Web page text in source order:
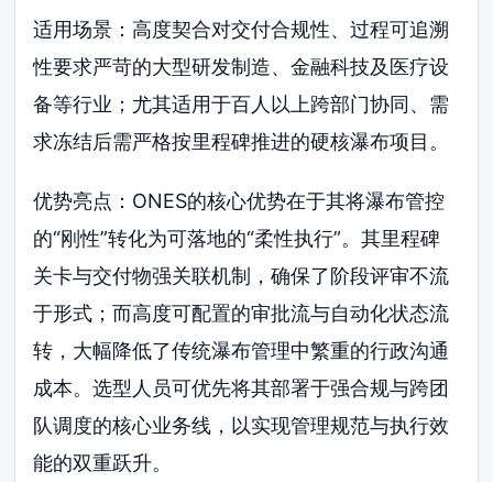
适用场景：高度契合对交付合规性、过程可追溯
性要求严苛的大型研发制造、金融科技及医疗设
备等行业；尤其适用于百人以上跨部门协同、需
求冻结后需严格按里程碑推进的硬核瀑布项目。
优势亮点：ONES的核心优势在于其将瀑布管控
的“刚性”转化为可落地的“柔性执行”。其里程碑
关卡与交付物强关联机制，确保了阶段评审不流
于形式；而高度可配置的审批流与自动化状态流
转，大幅降低了传统瀑布管理中繁重的行政沟通
成本。选型人员可优先将其部署于强合规与跨团
队调度的核心业务线，以实现管理规范与执行效
能的双重跃升。